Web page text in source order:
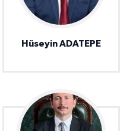
Hüseyin ADATEPE